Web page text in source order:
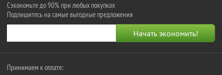
Сэкономьте до 90% при любых покупках
Подпишитесь на самые выгодные предложения
Принимаем к оплате: